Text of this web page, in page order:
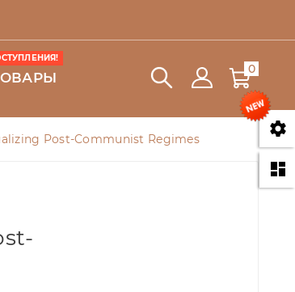


0
Post-Communist Regimes